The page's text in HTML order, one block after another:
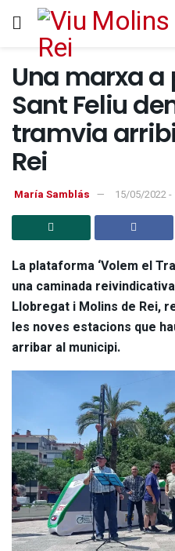
Una marxa a
Sant Feliu
tramvia
Rei
María Samblás 15/05/2022 -
La plataforma ‘Volem el
una caminada
Llobregat i Molins de Rei,
les noves estacions que
arribar al municipi.